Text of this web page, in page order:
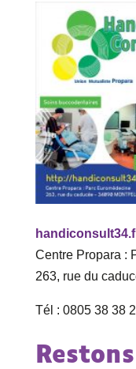
Centre Propara :
263, rue du
Tél : 0805 38 38